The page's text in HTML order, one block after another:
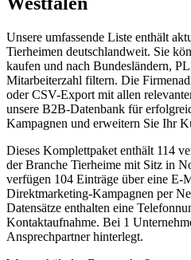
Unsere umfassende Liste enthält
Tierheimen deutschlandweit. Sie
kaufen und nach Bundesländern,
Mitarbeiterzahl filtern. Die
oder CSV-Export mit allen
unsere B2B-Datenbank für
Kampagnen und erweitern Sie Ihr
Dieses Komplettpaket enthält 114
der Branche Tierheime mit Sitz in
verfügen 104 Einträge über eine E-
Direktmarketing-Kampagnen per
Datensätze enthalten eine
Kontaktaufnahme. Bei 1
Ansprechpartner hinterlegt.